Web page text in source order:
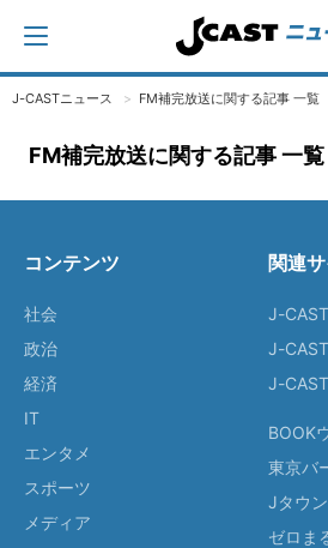
J-CASTニュース FM補完放送に関する記事 一覧
FM補完放送に関する記事 一覧
コンテンツ
社会
政治
経済
IT
エンタメ
スポーツ
メディア
関連
J-
J-
J-
BOOK
東京バ
Jタウ
ゼロま